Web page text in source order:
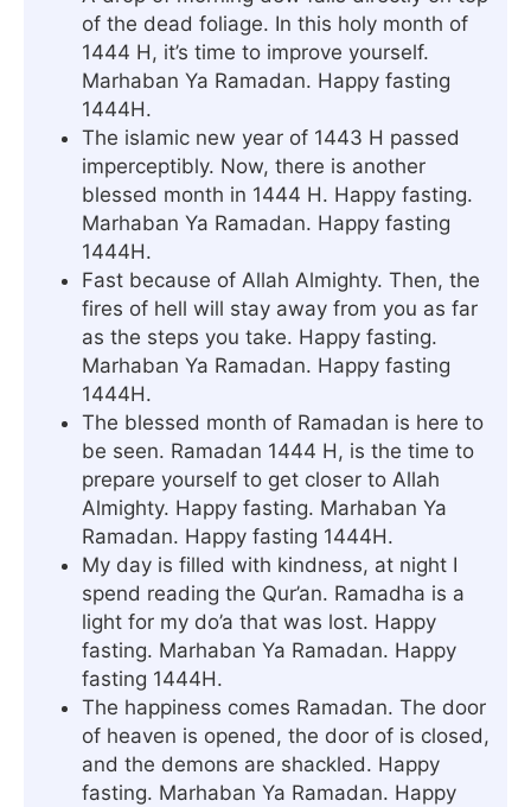
of the dead foliage. In this holy month of
1444 H, it’s time to improve yourself.
Marhaban Ya Ramadan. Happy fasting
1444H.
The islamic new year of 1443 H passed
imperceptibly. Now, there is another
blessed month in 1444 H. Happy fasting.
Marhaban Ya Ramadan. Happy fasting
1444H.
Fast because of Allah Almighty. Then, the
fires of hell will stay away from you as far
as the steps you take. Happy fasting.
Marhaban Ya Ramadan. Happy fasting
1444H.
The blessed month of Ramadan is here to
be seen. Ramadan 1444 H, is the time to
prepare yourself to get closer to Allah
Almighty. Happy fasting. Marhaban Ya
Ramadan. Happy fasting 1444H.
My day is filled with kindness, at night I
spend reading the Qur’an. Ramadha is a
light for my do’a that was lost. Happy
fasting. Marhaban Ya Ramadan. Happy
fasting 1444H.
The happiness comes Ramadan. The door
of heaven is opened, the door of is closed,
and the demons are shackled. Happy
fasting. Marhaban Ya Ramadan. Happy